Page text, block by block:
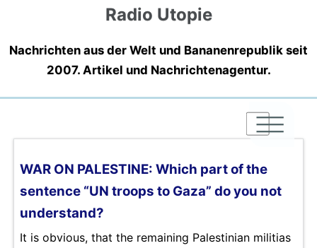
Radio Utopie
Nachrichten aus der Welt und Bananenrepublik seit
2007. Artikel und Nachrichtenagentur.
|
|
|
WAR ON PALESTINE: Which part of the
sentence “UN troops to Gaza” do you not
understand?
It is obvious, that the remaining Palestinian militias